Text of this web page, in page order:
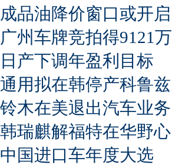
成品油降价窗口或开启
广州车牌竞拍得9121万
日产下调年盈利目标
通用拟在韩停产科鲁兹
铃木在美退出汽车业务
韩瑞麒解福特在华野心
中国进口车年度大选